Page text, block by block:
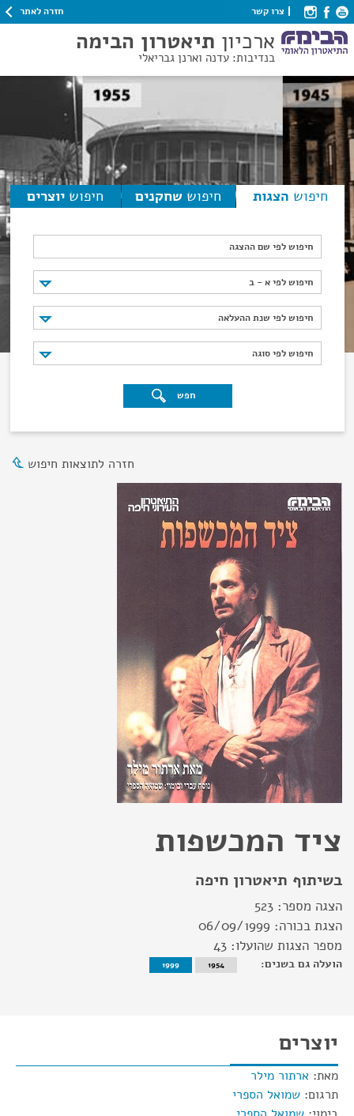
צרו קשר חזרה לאתר
ארכיון תיאטרון הבימה
בנדיבות: עדנה וארנן גבריאלי
חיפוש הצגות חיפוש שחקנים חיפוש יוצרים
חיפוש לפי שם ההצגה
חיפוש לפי א - ב
חיפוש לפי א - ב
חיפוש לפי שנת ההעלאה
חיפוש לפי שנת ההעלאה
חיפוש לפי סוגה
חיפוש לפי סוגה
חפש
חזרה לתוצאות חיפוש
ציד המכשפות
בשיתוף תיאטרון חיפה
הצגה מספר: 523
הצגת בכורה: 06/09/1999
מספר הצגות שהועלו: 43
הועלה גם בשנים: 1954
1999
יוצרים
מאת: ארתור מילר
תרגום: שמואל הספרי